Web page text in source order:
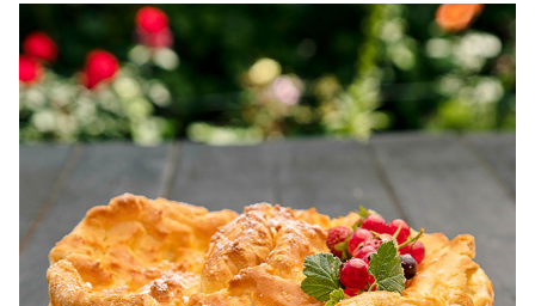
dietetice. Idei retete dietetice. 100 Retete mancare
pentru dieta.